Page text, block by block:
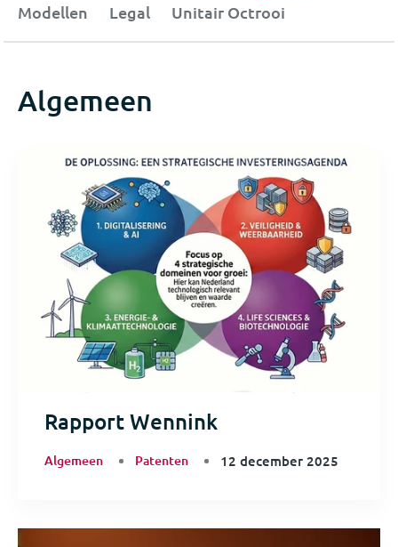
Modellen
Legal Unitair Octrooi
Algemeen
Rapport Wennink
Algemeen Patenten 12 december 2025